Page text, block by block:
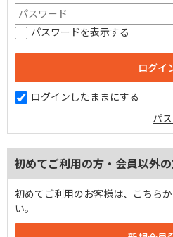
パスワードを表示する
ログインしたままにする
パ
初めてご利用の方・会員以外
初めてご利用のお客様は、こちら
い。